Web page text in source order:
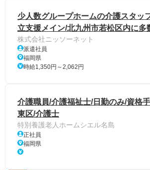
少人数グループホームの介護スタッ
立支援メイン/北九州市若松区内に多
株式会社ニッソーネット
派遣社員
福岡県
時給1,350円～2,062円
介護職員/介護福祉士/日勤のみ/資格
東区/介護士
特別養護老人ホームシエル名島
正社員
福岡県